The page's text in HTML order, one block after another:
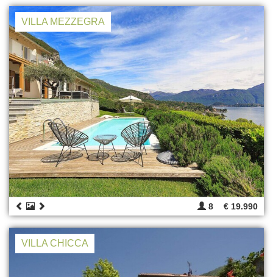
VILLA MEZZEGRA
8 € 19.990
VILLA CHICCA